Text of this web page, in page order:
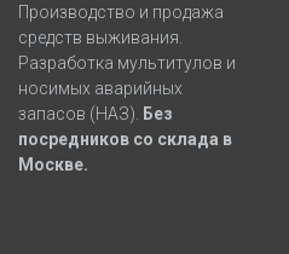
Производство и продажа
средств выживания.
Разработка мультитулов и
носимых аварийных
запасов (НАЗ).
Без
посредников со склада в
Москве.